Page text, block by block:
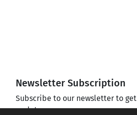
Newsletter Subscription
Subscribe to our newsletter to
updates